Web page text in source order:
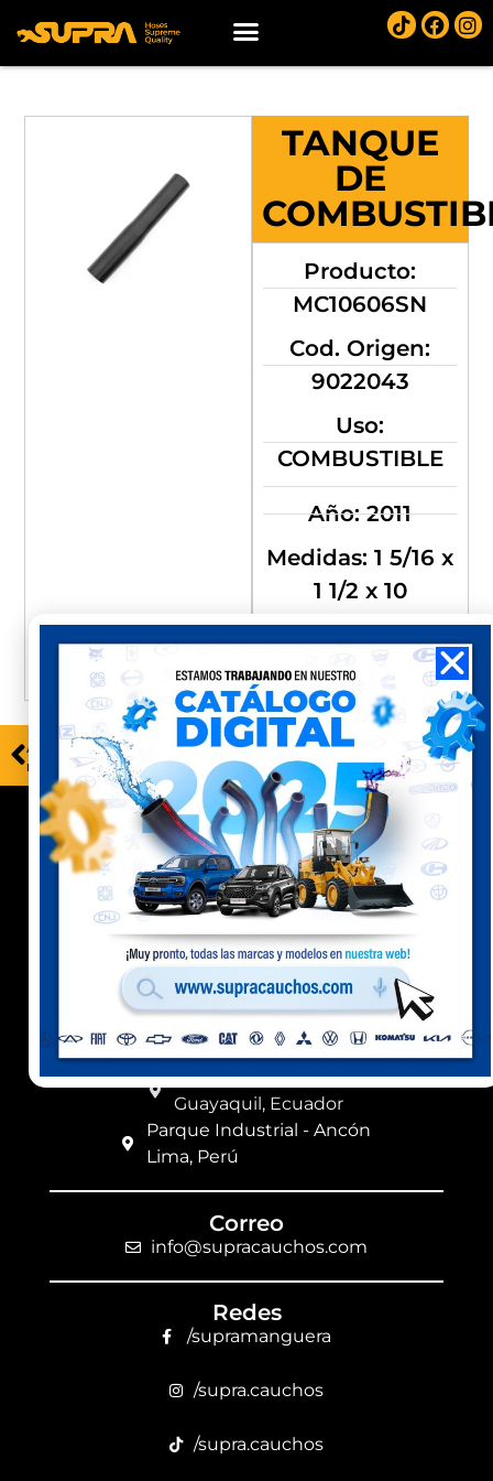
TANQUE
DE
Producto:
MC10606SN
Cod. Origen:
9022043
Uso:
COMBUSTIBLE
Año: 2011
Medidas: 1 5/16 x
1 1/2 x 10
Compra Compra
Ecuador
ANTERIOR
MD30205SN
SIGUIENTE
MB10104N
Contacto
Celular Perú
(+51) 941 541 444
Celular Ecuador
(+593) 99 078 6063
Ubicación
Km 8,5 vía a Daule
Guayaquil, Ecuador
Parque Industrial - Ancón
Lima, Perú
Correo
info@supracauchos.com
Redes
/supramanguera
/supra.cauchos
/supra.cauchos